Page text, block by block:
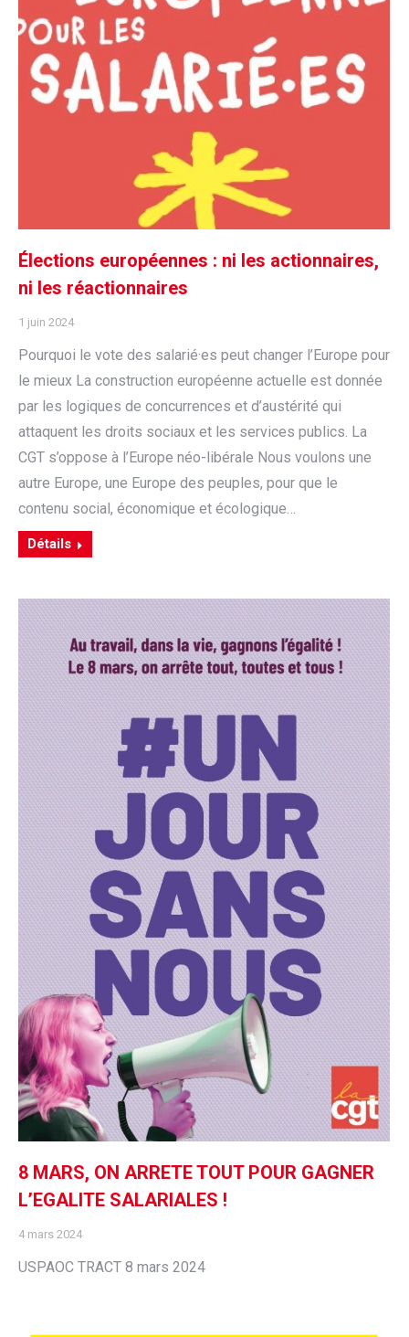
Élections européennes : ni les actionnaires,
ni les réactionnaires
1 juin 2024
Pourquoi le vote des salarié·es peut changer l’Europe pour
le mieux La construction européenne actuelle est donnée
par les logiques de concurrences et d’austérité qui
attaquent les droits sociaux et les services publics. La
CGT s’oppose à l’Europe néo-libérale Nous voulons une
autre Europe, une Europe des peuples, pour que le
contenu social, économique et écologique…
Détails
8 MARS, ON ARRETE TOUT POUR GAGNER
L’EGALITE SALARIALES !
4 mars 2024
USPAOC TRACT 8 mars 2024